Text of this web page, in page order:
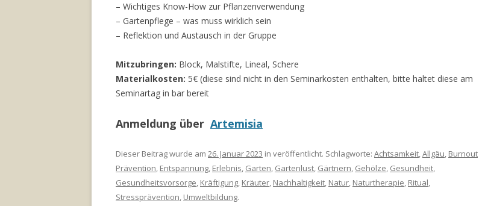
– Wichtiges Know-How zur Pflanzenverwendung
– Gartenpflege – was muss wirklich sein
– Reflektion und Austausch in der Gruppe
Mitzubringen: Block, Malstifte, Lineal, Schere
Materialkosten: 5€ (diese sind nicht in den Seminarkosten enthalten, bitte haltet diese am
Seminartag in bar bereit
Anmeldung über Artemisia
Dieser Beitrag wurde am 26. Januar 2023 in veröffentlicht. Schlagworte: Achtsamkeit,Allgäu, Burnout
Prävention, Entspannung, Erlebnis, Garten, Gartenlust, Gärtnern, Gehölze, Gesundheit,
Gesundheitsvorsorge, Kräftigung, Kräuter, Nachhaltigkeit, Natur, Naturtherapie, Ritual,
Stressprävention, Umweltbildung.